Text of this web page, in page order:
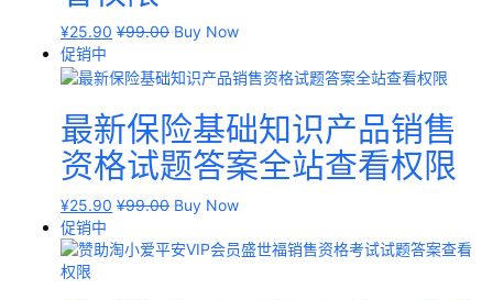
¥25.90 ¥99.00 Buy Now
促销中
最新保险基础知识产品销售
资格试题答案全站查看权限
¥25.90 ¥99.00 Buy Now
促销中